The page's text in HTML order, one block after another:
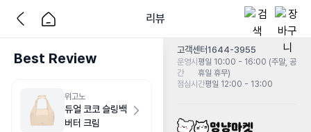
리뷰
Best Review
위고노
듀얼 코코 슬링백
버터 크림
고객센터1644-3955
운영시
간
평일 10:00 - 16:00 (주말, 공
휴일 휴무)
점심시간평일 12:00 - 13:00